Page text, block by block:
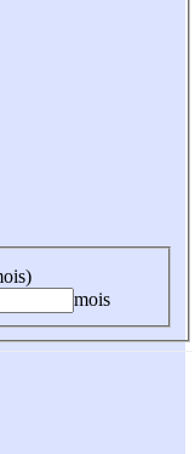
mois